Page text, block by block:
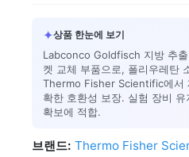
✦상품 한눈에 보기
Labconco Goldfisch 지방 추
켓 교체 부품으로, 폴리우레탄
Thermo Fisher Scientific에서
확한 호환성 보장. 실험 장비
확보에 적합.
브랜드: Thermo Fisher